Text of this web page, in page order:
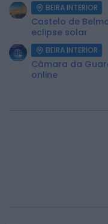
BEIRA INTERIOR
Castelo de
eclipse solar
BEIRA INTERIOR
Câmara da
online